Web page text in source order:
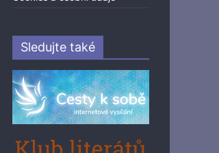
Sledujte také